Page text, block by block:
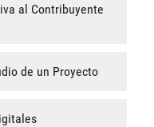
al Contribuyente
de un Proyecto